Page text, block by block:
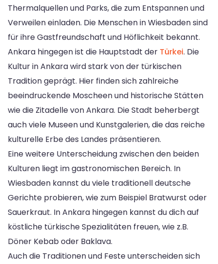
Thermalquellen und Parks, die zum Entspannen und
Verweilen einladen. Die Menschen in Wiesbaden sind
für ihre Gastfreundschaft und Höflichkeit bekannt.
Ankara hingegen ist die Hauptstadt der Türkei. Die
Kultur in Ankara wird stark von der türkischen
Tradition geprägt. Hier finden sich zahlreiche
beeindruckende Moscheen und historische Stätten
wie die Zitadelle von Ankara. Die Stadt beherbergt
auch viele Museen und Kunstgalerien, die das reiche
kulturelle Erbe des Landes präsentieren.
Eine weitere Unterscheidung zwischen den beiden
Kulturen liegt im gastronomischen Bereich. In
Wiesbaden kannst du viele traditionell deutsche
Gerichte probieren, wie zum Beispiel Bratwurst oder
Sauerkraut. In Ankara hingegen kannst du dich auf
köstliche türkische Spezialitäten freuen, wie z.B.
Döner Kebab oder Baklava.
Auch die Traditionen und Feste unterscheiden sich